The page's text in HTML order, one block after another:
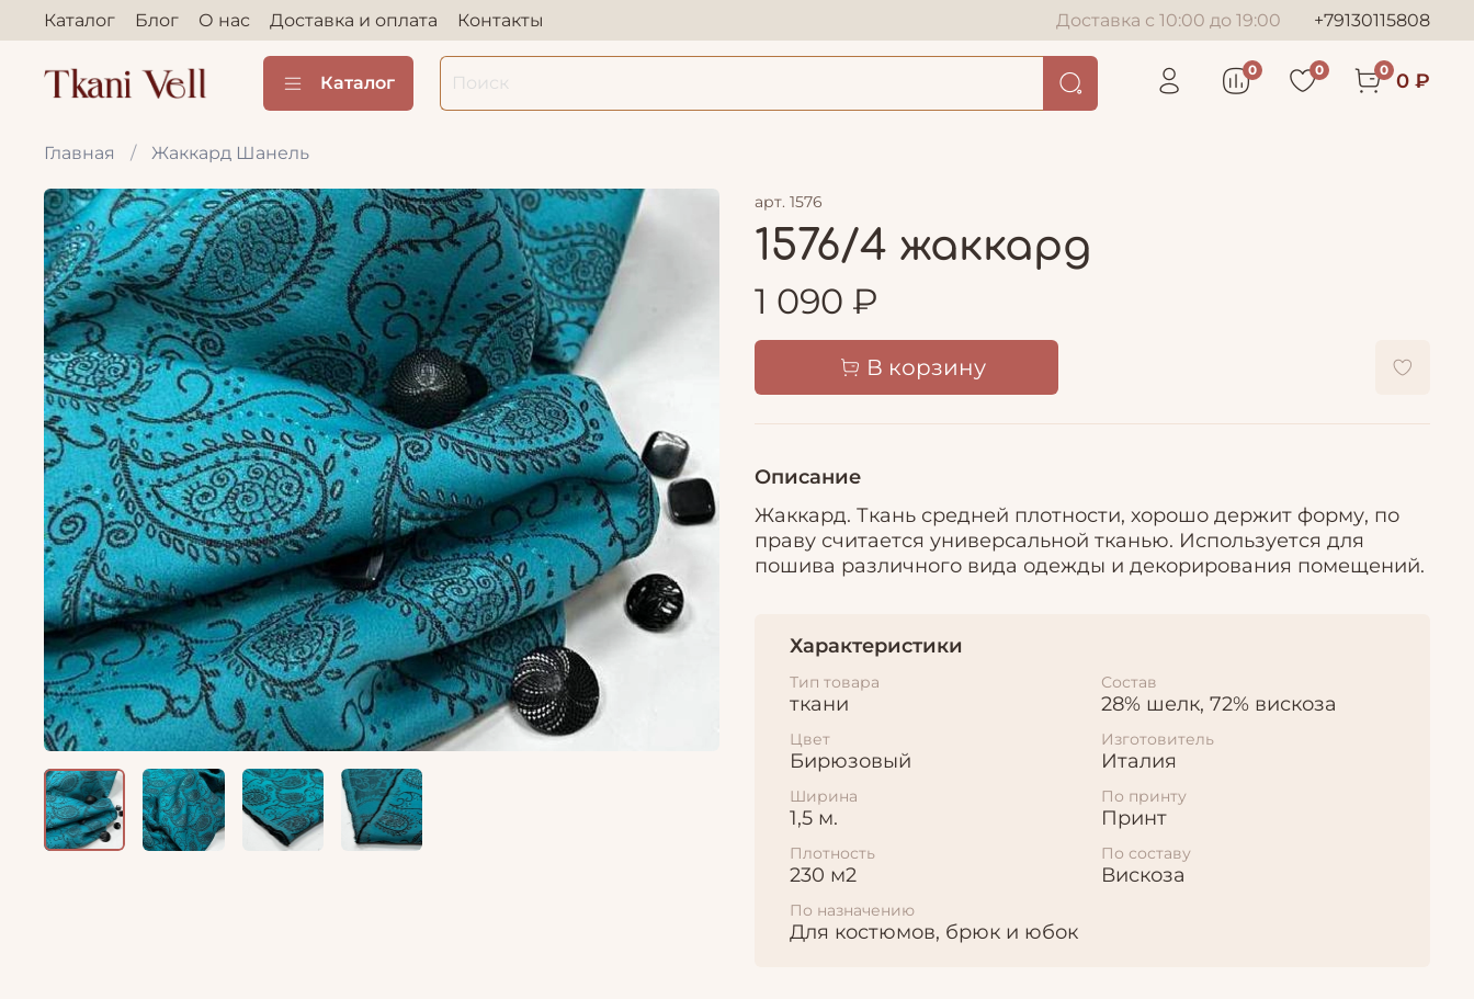
Каталог Блог О нас Доставка и оплата Контакты Доставка с 10:00 до 19:00 +79130115808
Каталог
0 0 0 0 ₽
Главная Жаккард Шанель
арт. 1576
1576/4 жаккард
1 090 ₽
В корзину
Описание
Жаккард. Ткань средней плотности, хорошо держит форму, по
праву считается универсальной тканью. Используется для
пошива различного вида одежды и декорирования помещений.
Характеристики
Тип товара
ткани
Состав
28% шелк, 72% вискоза
Цвет
Бирюзовый
Изготовитель
Италия
Ширина
1,5 м.
По принту
Принт
Плотность
230 м2
По составу
Вискоза
По назначению
Для костюмов, брюк и юбок